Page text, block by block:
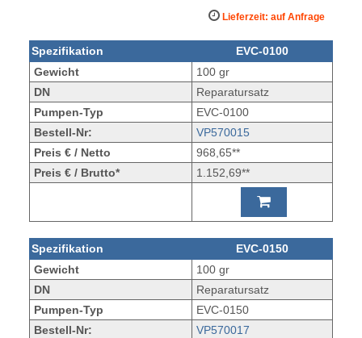
Lieferzeit: auf Anfrage
Spezifikation
EVC-0100
Gewicht
100 gr
DN
Reparatursatz
Pumpen-Typ
EVC-0100
Bestell-Nr:
VP570015
Preis € / Netto
968,65**
Preis € / Brutto*
1.152,69**
Spezifikation
EVC-0150
Gewicht
100 gr
DN
Reparatursatz
Pumpen-Typ
EVC-0150
Bestell-Nr:
VP570017